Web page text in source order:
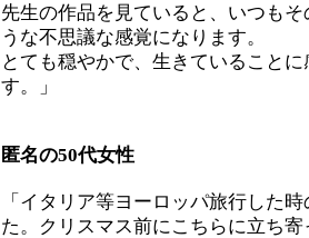
先生の作品を見ていると、いつも
うな不思議な感覚になります。
とても穏やかで、生きていること
す。」
匿名の50代女性
「イタリア等ヨーロッパ旅行した
た。クリスマス前にこちらに立ち